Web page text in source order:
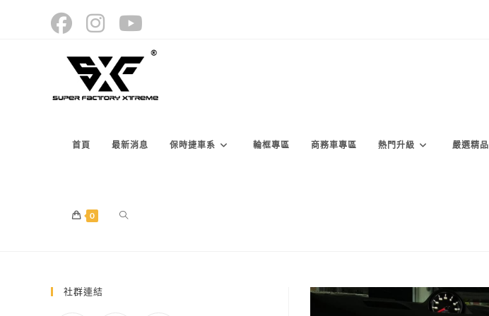
首頁 最新消息 保時捷車系 輪框專區 商務車專區 熱門升級 嚴選精品
0 TOGGLE
社群連結